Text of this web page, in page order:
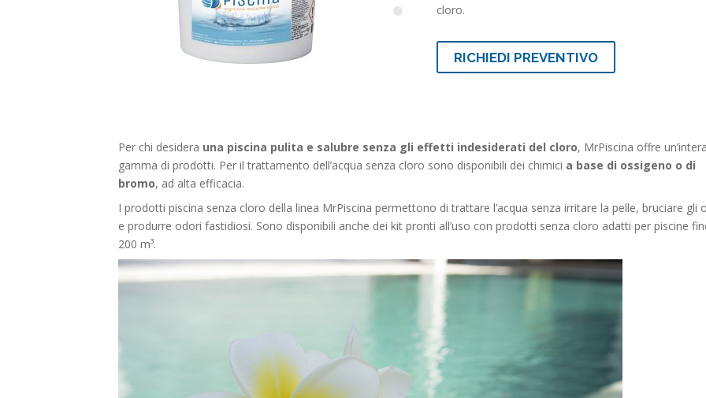
cloro.
RICHIEDI PREVENTIVO
Per chi desidera una piscina pulita e salubre senza gli effetti indesiderati del cloro, MrPiscina offre un’intera
gamma di prodotti. Per il trattamento dell’acqua senza cloro sono disponibili dei chimici a base di ossigeno o di
bromo, ad alta efficacia.
I prodotti piscina senza cloro della linea MrPiscina permettono di trattare l’acqua senza irritare la pelle, bruciare gli
e produrre odori fastidiosi. Sono disponibili anche dei kit pronti all’uso con prodotti senza cloro adatti per piscine
200 m³.